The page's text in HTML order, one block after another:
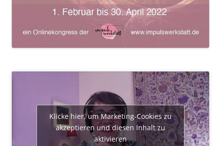
Klicke hier, um Marketing-Cookies zu
akzeptieren und diesen Inhalt zu
aktivieren